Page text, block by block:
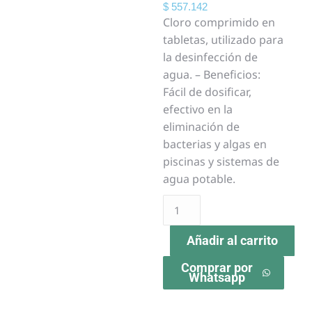
$ 557.142
Cloro comprimido en
tabletas, utilizado para
la desinfección de
agua. – Beneficios:
Fácil de dosificar,
efectivo en la
eliminación de
bacterias y algas en
piscinas y sistemas de
agua potable.
Añadir al carrito
Comprar por
Whatsapp